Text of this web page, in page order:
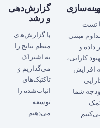
تست
مبتنی
داده و
کارایی،
افزایش
شما
گزارش‌دهی
و رشد
با گزارش‌های
منظم نتایج را
به اشتراک
می‌گذاریم و
تاکتیک‌های
اثبات‌شده را
توسعه
می‌دهیم.